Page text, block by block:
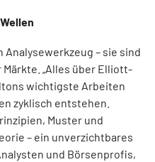
– sie sind
„Alles über Elliott-
wichtigste Arbeiten
zyklisch entstehen.
Muster und
– ein unverzichtbares
und Börsenprofis,